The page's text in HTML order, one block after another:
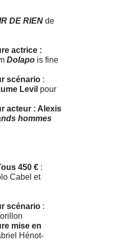
DE RIEN de
actrice :
Dolapo is fine
scénario :
Levil pour
acteur : Alexis
hommes
450 € :
Cabel et
scénario :
mise en
Hénot-